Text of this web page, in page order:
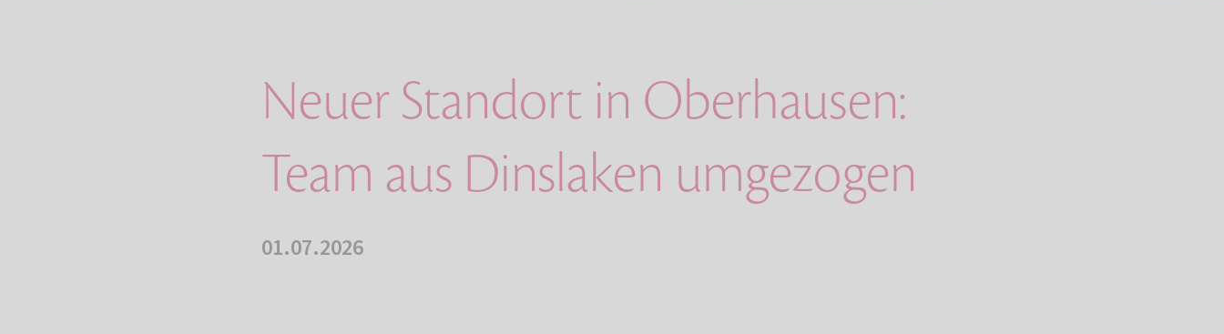
Neuer Standort in Oberhausen:
Team aus Dinslaken umgezogen
01.07.2026